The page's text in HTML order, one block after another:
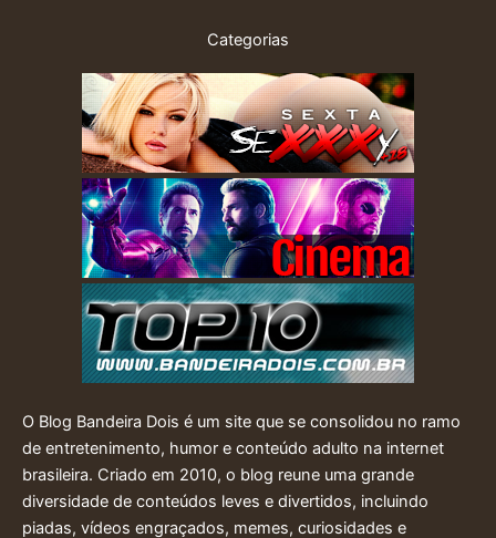
Categorias
O Blog Bandeira Dois é um site que se consolidou no ramo
de entretenimento, humor e conteúdo adulto na internet
brasileira. Criado em 2010, o blog reune uma grande
diversidade de conteúdos leves e divertidos, incluindo
piadas, vídeos engraçados, memes, curiosidades e